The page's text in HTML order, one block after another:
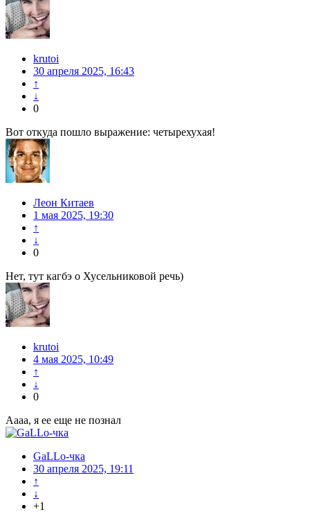
krutoi
30 апреля 2025, 16:43
↑
↓
0
Вот откуда пошло выражение: четырехухая!
Леон Китаев
1 мая 2025, 19:30
↑
↓
0
Нет, тут кагбэ о Хусельниковой речь)
krutoi
4 мая 2025, 10:49
↑
↓
0
Аааа, я ее еще не познал
GaLLo-чка
30 апреля 2025, 19:11
↑
↓
+1